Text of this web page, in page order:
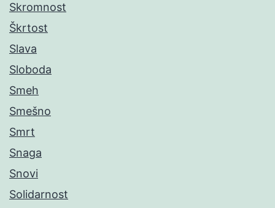
Skromnost
Škrtost
Slava
Sloboda
Smeh
Smešno
Smrt
Snaga
Snovi
Solidarnost